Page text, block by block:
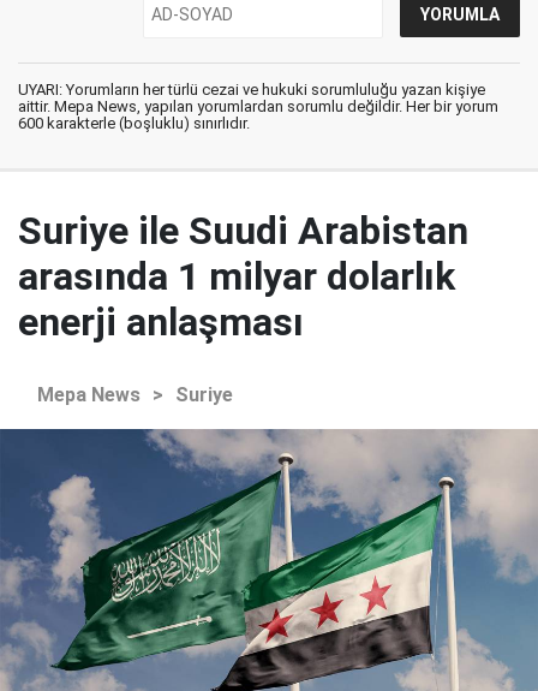
UYARI: Yorumların her türlü cezai ve hukuki sorumluluğu yazan kişiye
aittir. Mepa News, yapılan yorumlardan sorumlu değildir. Her bir yorum
600 karakterle (boşluklu) sınırlıdır.
Suriye ile Suudi Arabistan
arasında 1 milyar dolarlık
enerji anlaşması
Mepa News > Suriye